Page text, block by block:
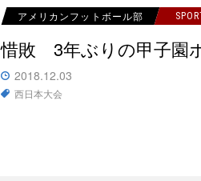
アメリカンフットボール部
惜敗 3年ぶりの甲子園
2018.12.03
西日本大会